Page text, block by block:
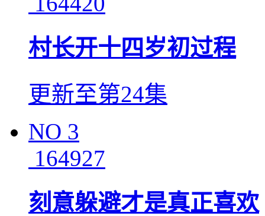
村长开十四岁初过程
更新至第24集
NO 3
164927
刻意躲避才是真正喜欢